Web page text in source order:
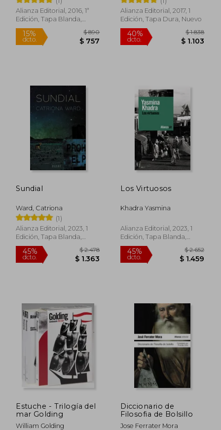
40%
dcto.
45%
dcto.
45% $ 1.909 45%
Alianza Editorial, 2016, 1ª
Edición, Tapa Blanda,
Nuevo
Alianza Editorial, 2017, 1
Edición, Tapa Dura, Nuevo
Sundial
Ward, Catriona
(1)
Alianza Editorial, 2023, 1
Edición, Tapa Blanda,
Nuevo
Los Virtuosos
Khadra Yasmina
Alianza Editorial, 2023, 1
Edición, Tapa Blanda,
Nuevo
Estuche - Trilogía del
mar Golding
William Golding
Diccionario de
Filosofia de Bolsillo
Jose Ferrater Mora